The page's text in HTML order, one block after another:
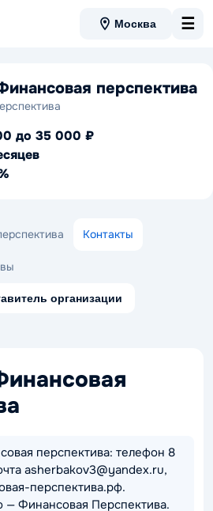
Москва ☰
перспектива
до 35 000 ₽
Контакты
организации
перспектива: телефон 8
asherbakov3@yandex.ru,
перспектива.рф.
Финансовая Перспектива.